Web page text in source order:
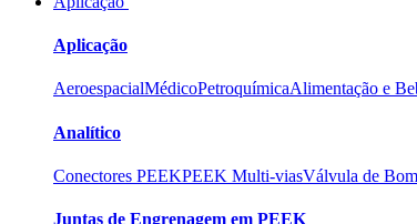
Aplicação
AeroespacialMédicoPetroquímicaAlimentação e
Analítico
Conectores PEEKPEEK Multi-viasVálvula de
Juntas de Engrenagem em PEEK